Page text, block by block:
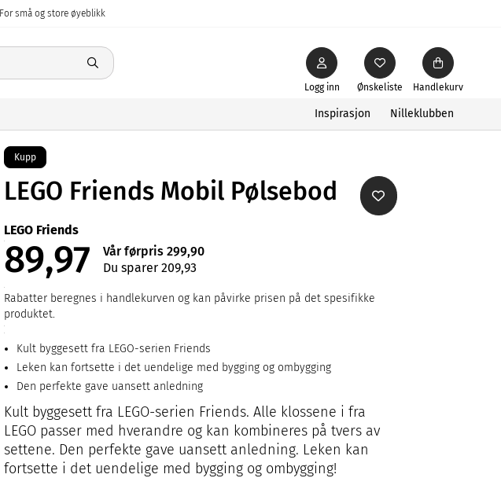
For små og store øyeblikk
Ønskeliste
Logg inn Handlekurv
Inspirasjon Nilleklubben
Kupp
LEGO Friends Mobil Pølsebod
LEGO Friends
89,97
Vår førpris 299,90
Du sparer 209,93
Rabatter beregnes i handlekurven og kan påvirke prisen på det spesifikke
produktet.
Kult byggesett fra LEGO-serien Friends
Leken kan fortsette i det uendelige med bygging og ombygging
Den perfekte gave uansett anledning
Kult byggesett fra LEGO-serien Friends. Alle klossene i fra
LEGO passer med hverandre og kan kombineres på tvers av
settene. Den perfekte gave uansett anledning. Leken kan
fortsette i det uendelige med bygging og ombygging!